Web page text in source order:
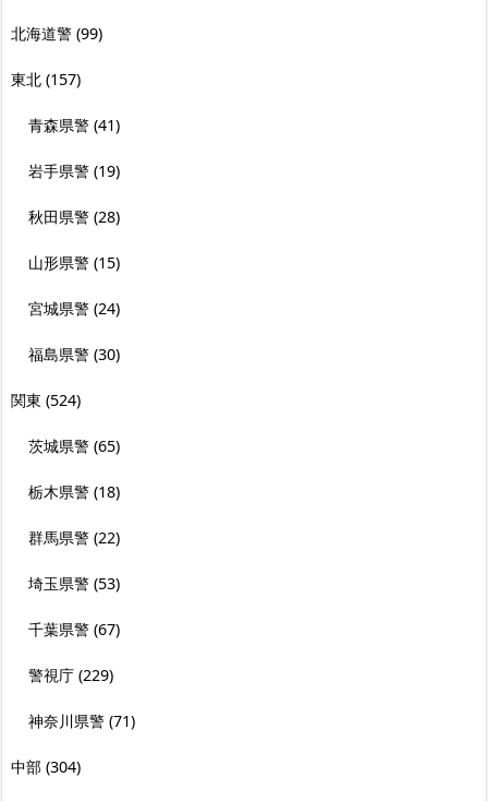
北海道警 (99)
東北 (157)
青森県警 (41)
岩手県警 (19)
秋田県警 (28)
山形県警 (15)
宮城県警 (24)
福島県警 (30)
関東 (524)
茨城県警 (65)
栃木県警 (18)
群馬県警 (22)
埼玉県警 (53)
千葉県警 (67)
警視庁 (229)
神奈川県警 (71)
中部 (304)